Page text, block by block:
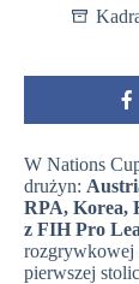
W Nations
drużyn:
RPA, Korea,
z FIH Pro
rozgrywkowej
pierwszej